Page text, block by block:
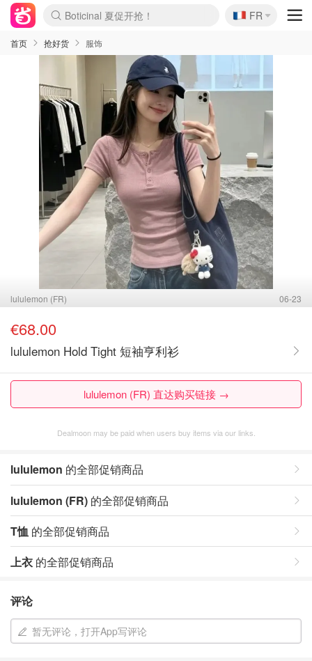
还没结束！&OtherStories大促
Joybuy变相75折 随时失效
速领！Stanley独家85折
疑似霸哥！Camper额外叠85折
Zalando 奥莱闪促！每日更新
Moncler反季囤！5折起+叠9折
Coach Brooklyn仅€192
🇫🇷
FR
首页 抢好货 服饰
lululemon (FR) 06-23
€68.00
lululemon Hold Tight 短袖亨利衫
lululemon (FR) 直达购买链接 →
Dealmoon may be paid when users buy items via our links.
lululemon 的全部促销商品
lululemon (FR) 的全部促销商品
T恤 的全部促销商品
上衣 的全部促销商品
评论
暂无评论，打开App写评论